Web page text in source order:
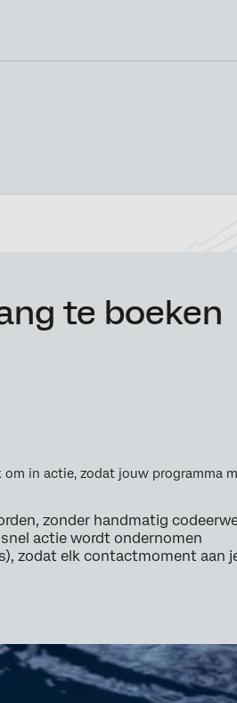
te boeken
in actie, zodat jouw programma
zonder handmatig
actie wordt ondernomen
zodat elk contactmoment aan